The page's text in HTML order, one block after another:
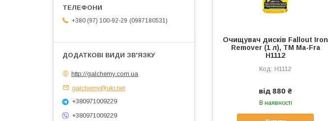
Очищувач дисків Fallout Iron
Remover (1 л), ТМ Ma-Fra
H1112
H1112
від 880 ₴
В наявності
+380 (97) 100-92-29 0987180531
http://galchemy.com.ua
galchemy@ukr.net
+380971009229
+380971009229